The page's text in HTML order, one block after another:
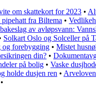
om skattekort for 2023 •
pipehatt fra Biltema •
av avløpsvann:
Solkart Oslo og Solceller på
og forebygging • Mistet
din? •
på bolig • Vaske
holde dusjen ren •
•